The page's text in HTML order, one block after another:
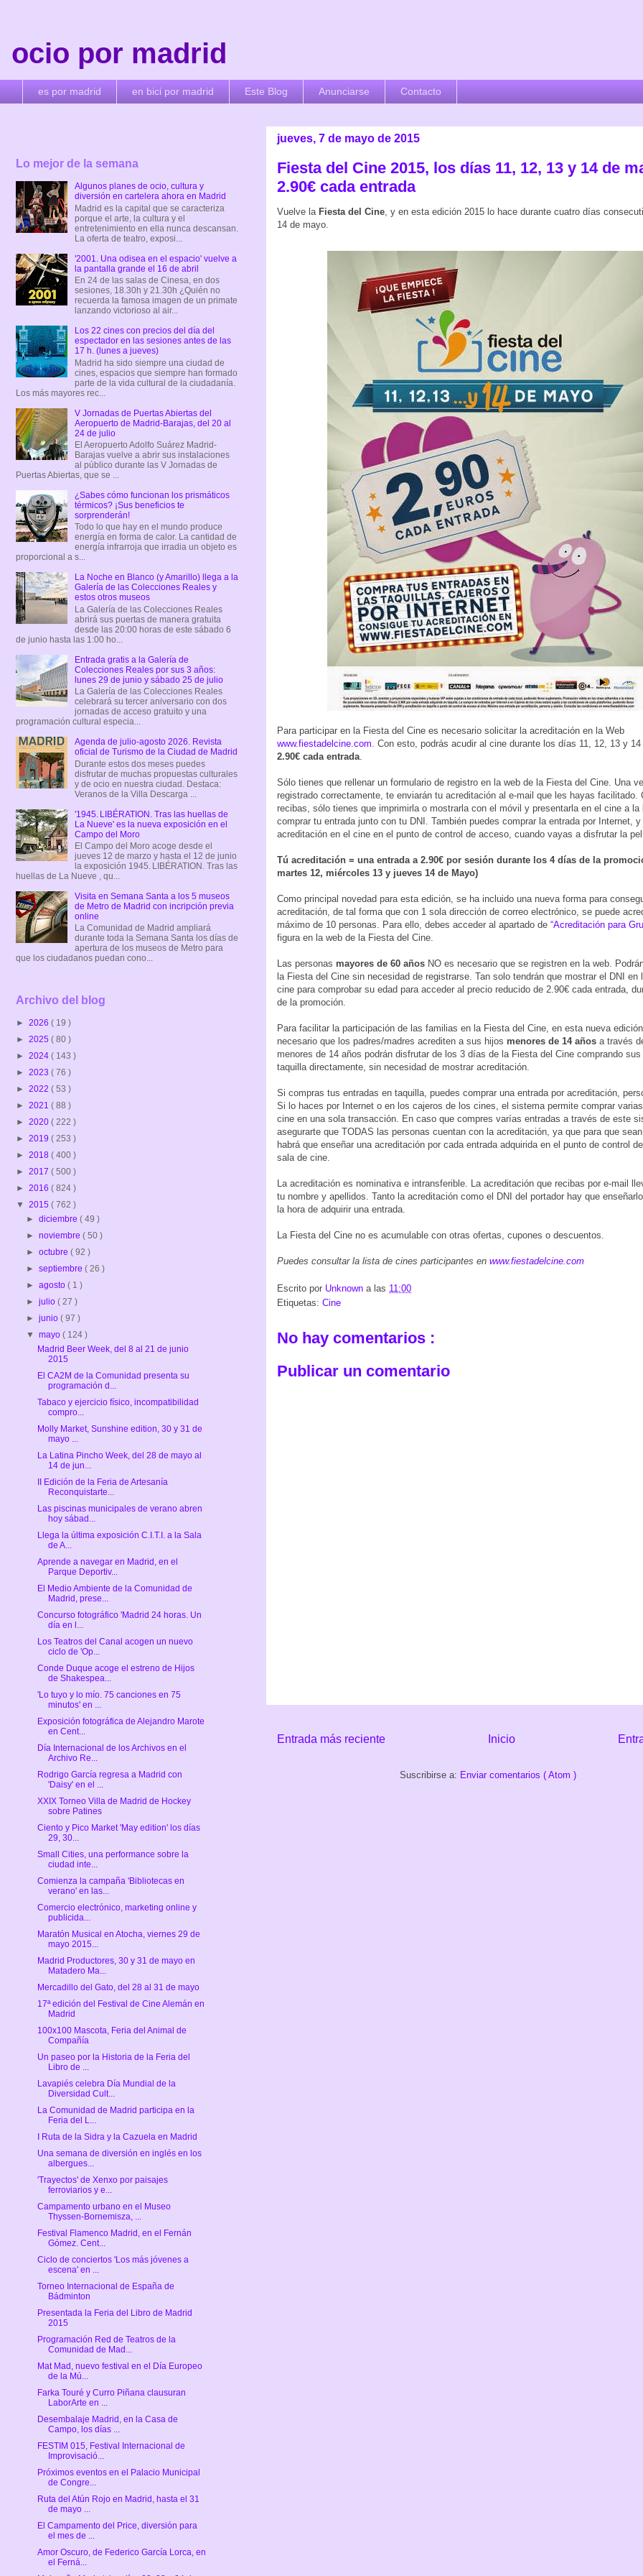
ocio por madrid
es por madrid en bici por madrid Este Blog Anunciarse Contacto
jueves, 7 de mayo de 2015
Fiesta del Cine 2015, los días 11, 12, 13 y 14 de
2.90€ cada entrada
Vuelve la Fiesta del Cine , y en esta edición 2015 lo hace durante cuatro días
14 de mayo.
Para participar en la Fiesta del Cine es necesario solicitar la acreditación en la Web
www.fiestadelcine.com . Con esto, podrás acudir al cine durante los días 11, 12, 13 y
2.90€ cada entrada
Sólo tienes que rellenar un formulario de registro en la web de la Fiesta del Cine. Una
registrado correctamente, te enviarán tu acreditación al e-mail que les hayas facilitado.
recibas, sólo tienes que imprimirla o mostrarla con el móvil y presentarla en el cine a la
comprar tu entrada junto con tu DNI. También puedes comprar la entrada por Internet,
acreditación en el cine en el punto de control de acceso, cuando vayas a disfrutar la
Tú acreditación = una entrada a 2.90€ por sesión durante los 4 días de la
martes 12, miércoles 13 y jueves 14 de Mayo)
Como principal novedad para esta edición, se ha incluido una nueva forma para
acreditación, de tal forma que con 1 sola dirección de correo electrónico, se puede
máximo de 10 personas. Para ello, debes acceder al apartado de “Acreditación para
figura en la web de la Fiesta del Cine.
Las personas mayores de 60 años NO es necesario que se registren en la web.
la Fiesta del Cine sin necesidad de registrarse. Tan solo tendrán que mostrar el DNI en
cine para comprobar su edad para acceder al precio reducido de 2.90€ cada entrada,
de la promoción.
Para facilitar la participación de las familias en la Fiesta del Cine, en esta nueva
necesario que los padres/madres acrediten a sus hijos menores de 14 años a través
menores de 14 años podrán disfrutar de los 3 días de la Fiesta del Cine comprando
taquilla directamente, sin necesidad de mostrar acreditación.
Si compras tus entradas en taquilla, puedes comprar una entrada por acreditación,
Si lo haces por Internet o en los cajeros de los cines, el sistema permite comprar
cine en una sola transacción. En caso que compres varías entradas a través de este
asegurarte que TODAS las personas cuentan con la acreditación, ya que para que sean
habrá que enseñar una acreditación por cada entrada adquirida en el punto de control
sala de cine.
La acreditación es nominativa e intransferible. La acreditación que recibas por e-mail
tu nombre y apellidos. Tanto la acreditación como el DNI del portador hay que
la hora de adquirir una entrada.
La Fiesta del Cine no es acumulable con otras ofertas, cupones o descuentos.
Puedes consultar la lista de cines participantes en www.fiestadelcine.com
Escrito por Unknown a las 11:00
Etiquetas: Cine
No hay comentarios :
Publicar un comentario
Entrada más reciente Inicio
Suscribirse a: Enviar comentarios ( Atom )
Lo mejor de la semana
Algunos planes de ocio, cultura y
diversión en cartelera ahora en Madrid
Madrid es la capital que se caracteriza
porque el arte, la cultura y el
entretenimiento en ella nunca descansan.
La oferta de teatro, exposi...
'2001. Una odisea en el espacio' vuelve a
la pantalla grande el 16 de abril
En 24 de las salas de Cinesa, en dos
sesiones, 18.30h y 21.30h ¿Quién no
recuerda la famosa imagen de un primate
lanzando victorioso al air...
Los 22 cines con precios del día del
espectador en las sesiones antes de las
17 h. (lunes a jueves)
Madrid ha sido siempre una ciudad de
cines, espacios que siempre han formado
parte de la vida cultural de la ciudadanía.
Los más mayores rec...
V Jornadas de Puertas Abiertas del
Aeropuerto de Madrid-Barajas, del 20 al
24 de julio
El Aeropuerto Adolfo Suárez Madrid-
Barajas vuelve a abrir sus instalaciones
al público durante las V Jornadas de
Puertas Abiertas, que se ...
¿Sabes cómo funcionan los prismáticos
térmicos? ¡Sus beneficios te
sorprenderán!
Todo lo que hay en el mundo produce
energía en forma de calor. La cantidad de
energía infrarroja que irradia un objeto es
proporcional a s...
La Noche en Blanco (y Amarillo) llega a la
Galería de las Colecciones Reales y
estos otros museos
La Galería de las Colecciones Reales
abrirá sus puertas de manera gratuita
desde las 20:00 horas de este sábado 6
de junio hasta las 1:00 ho...
Entrada gratis a la Galería de
Colecciones Reales por sus 3 años:
lunes 29 de junio y sábado 25 de julio
La Galería de las Colecciones Reales
celebrará su tercer aniversario con dos
jornadas de acceso gratuito y una
programación cultural especia...
Agenda de julio-agosto 2026. Revista
oficial de Turismo de la Ciudad de Madrid
Durante estos dos meses puedes
disfrutar de muchas propuestas culturales
y de ocio en nuestra ciudad. Destaca:
Veranos de la Villa Descarga ...
'1945. LIBÉRATION. Tras las huellas de
La Nueve' es la nueva exposición en el
Campo del Moro
El Campo del Moro acoge desde el
jueves 12 de marzo y hasta el 12 de junio
la exposición 1945. LIBÉRATION. Tras las
huellas de La Nueve , qu...
Visita en Semana Santa a los 5 museos
de Metro de Madrid con incripción previa
online
La Comunidad de Madrid ampliará
durante toda la Semana Santa los días de
apertura de los museos de Metro para
que los ciudadanos puedan cono...
Archivo del blog
► 2026 ( 19 )
► 2025 ( 80 )
► 2024 ( 143 )
► 2023 ( 76 )
► 2022 ( 53 )
► 2021 ( 88 )
► 2020 ( 222 )
► 2019 ( 253 )
► 2018 ( 400 )
► 2017 ( 500 )
► 2016 ( 824 )
▼ 2015 ( 762 )
►diciembre( 49 )
►noviembre( 50 )
►octubre( 92 )
►septiembre( 26 )
►agosto( 1 )
►julio( 27 )
►junio( 97 )
▼mayo( 124 )
Madrid Beer Week, del 8 al 21 de junio
2015
El CA2M de la Comunidad presenta su
programación d...
Tabaco y ejercicio físico, incompatibilidad
compro...
Molly Market, ‎Sunshine‬ edition, 30 y 31 de
mayo ...
La Latina Pincho Week, del 28 de mayo al
14 de jun...
II Edición de la Feria de Artesanía
Reconquistarte...
Las piscinas municipales de verano abren
hoy sábad...
Llega la última exposición C.I.T.I. a la Sala
de A...
Aprende a navegar en Madrid, en el
Parque Deportiv...
El Medio Ambiente de la Comunidad de
Madrid, prese...
Concurso fotográfico 'Madrid 24 horas. Un
día en l...
Los Teatros del Canal acogen un nuevo
ciclo de 'Op...
Conde Duque acoge el estreno de Hijos
de Shakespea...
'Lo tuyo y lo mío. 75 canciones en 75
minutos' en ...
Exposición fotográfica de Alejandro Marote
en Cent...
Día Internacional de los Archivos en el
Archivo Re...
Rodrigo García regresa a Madrid con
'Daisy' en el ...
XXIX Torneo Villa de Madrid de Hockey
sobre Patines
Ciento y Pico Market 'May edition' los días
29, 30...
Small Cities, una performance sobre la
ciudad inte...
Comienza la campaña 'Bibliotecas en
verano' en las...
Comercio electrónico, marketing online y
publicida...
Maratón Musical en Atocha, viernes 29 de
mayo 2015...
Madrid Productores, 30 y 31 de mayo en
Matadero Ma...
Mercadillo del Gato, del 28 al 31 de mayo
17ª edición del Festival de Cine Alemán en
Madrid
100x100 Mascota, Feria del Animal de
Compañía
Un paseo por la Historia de la Feria del
Libro de ...
Lavapiés celebra Día Mundial de la
Diversidad Cult...
La Comunidad de Madrid participa en la
Feria del L...
I Ruta de la Sidra y la Cazuela en Madrid
Una semana de diversión en inglés en los
albergues...
'Trayectos' de Xenxo por paisajes
ferroviarios y e...
Campamento urbano en el Museo
Thyssen-Bornemisza, ...
Festival Flamenco Madrid, en el Fernán
Gómez. Cent...
Ciclo de conciertos 'Los más jóvenes a
escena' en ...
Torneo Internacional de España de
Bádminton
Presentada la Feria del Libro de Madrid
2015
Programación Red de Teatros de la
Comunidad de Mad...
Mat Mad, nuevo festival en el Día Europeo
de la Mú...
Farka Touré y Curro Piñana clausuran
LaborArte en ...
Desembalaje Madrid, en la Casa de
Campo, los días ...
FESTIM 015, Festival Internacional de
Improvisació...
Próximos eventos en el Palacio Municipal
de Congre...
Ruta del Atún Rojo en Madrid, hasta el 31
de mayo ...
El Campamento del Price, diversión para
el mes de ...
Amor Oscuro, de Federico García Lorca, en
el Ferná...